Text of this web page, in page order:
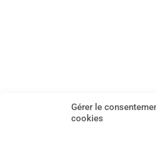
Gérer le
cookies